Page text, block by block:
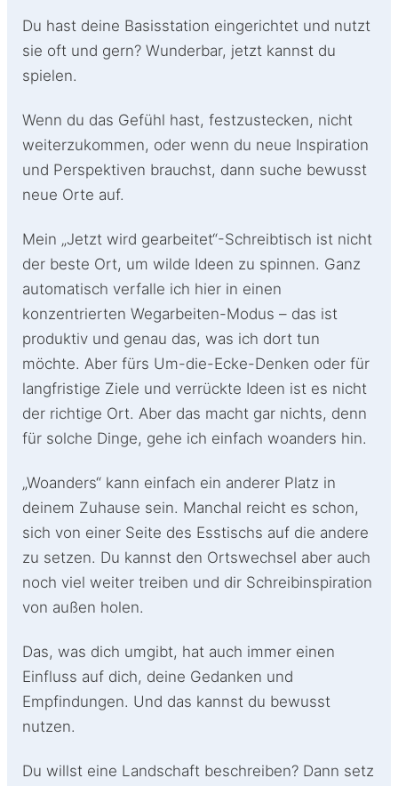
Du hast deine Basisstation eingerichtet und nutzt
sie oft und gern? Wunderbar, jetzt kannst du
spielen.
Wenn du das Gefühl hast, festzustecken, nicht
weiterzukommen, oder wenn du neue Inspiration
und Perspektiven brauchst, dann suche bewusst
neue Orte auf.
Mein „Jetzt wird gearbeitet“-Schreibtisch ist nicht
der beste Ort, um wilde Ideen zu spinnen. Ganz
automatisch verfalle ich hier in einen
konzentrierten Wegarbeiten-Modus – das ist
produktiv und genau das, was ich dort tun
möchte. Aber fürs Um-die-Ecke-Denken oder für
langfristige Ziele und verrückte Ideen ist es nicht
der richtige Ort. Aber das macht gar nichts, denn
für solche Dinge, gehe ich einfach woanders hin.
„Woanders“ kann einfach ein anderer Platz in
deinem Zuhause sein. Manchal reicht es schon,
sich von einer Seite des Esstischs auf die andere
zu setzen. Du kannst den Ortswechsel aber auch
noch viel weiter treiben und dir Schreibinspiration
von außen holen.
Das, was dich umgibt, hat auch immer einen
Einfluss auf dich, deine Gedanken und
Empfindungen. Und das kannst du bewusst
nutzen.
Du willst eine Landschaft beschreiben? Dann setz